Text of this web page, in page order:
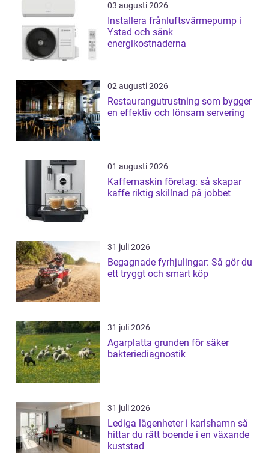
03 augusti 2026
Installera frånluftsvärmepump i
Ystad och sänk
energikostnaderna
02 augusti 2026
Restaurangutrustning som bygger
en effektiv och lönsam servering
01 augusti 2026
Kaffemaskin företag: så skapar
kaffe riktig skillnad på jobbet
31 juli 2026
Begagnade fyrhjulingar: Så gör du
ett tryggt och smart köp
31 juli 2026
Agarplatta grunden för säker
bakteriediagnostik
31 juli 2026
Lediga lägenheter i karlshamn så
hittar du rätt boende i en växande
kuststad